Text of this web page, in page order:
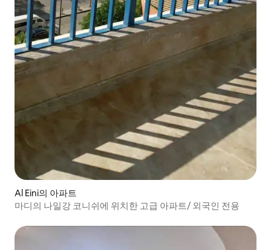
Al Eini의 아파트
마디의 나일강 코니쉬에 위치한 고급 아파트/ 외국인 전용